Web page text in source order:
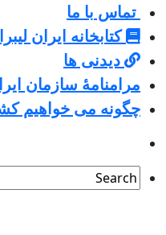
تماس با ما
کتابخانه ایران
دیدنی ها
مرامنامۀ سازمان
چگونه می خواهیم